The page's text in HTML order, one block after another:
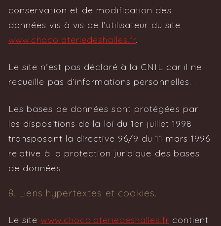
conservation et de modification des
données vis à vis de l’utilisateur du site
www.chocolateriedeshalles.fr.
Le site n’est pas déclaré à la CNIL car il ne
recueille pas d’informations personnelles. .
Les bases de données sont protégées par
les dispositions de la loi du 1er juillet 1998
transposant la directive 96/9 du 11 mars 1996
relative à la protection juridique des bases
de données.
8. Liens hypertextes et cookies.
Le sitewww.chocolateriedeshalles.fr contient